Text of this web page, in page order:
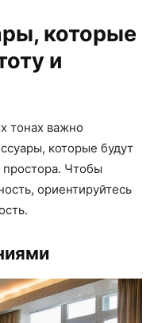
которые
и
тонах важно
которые будут
Чтобы
ориентируйтесь